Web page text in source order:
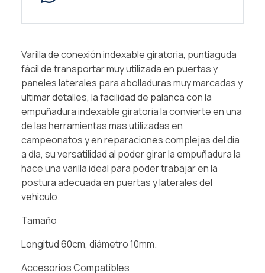
Varilla de conexión indexable giratoria, puntiaguda
fácil de transportar muy utilizada en puertas y
paneles laterales para abolladuras muy marcadas y
ultimar detalles, la facilidad de palanca con la
empuñadura indexable giratoria la convierte en una
de las herramientas mas utilizadas en
campeonatos y en reparaciones complejas del día
a día, su versatilidad al poder girar la empuñadura la
hace una varilla ideal para poder trabajar en la
postura adecuada en puertas y laterales del
vehiculo.
Tamaño
Longitud 60cm, diámetro 10mm.
Accesorios Compatibles